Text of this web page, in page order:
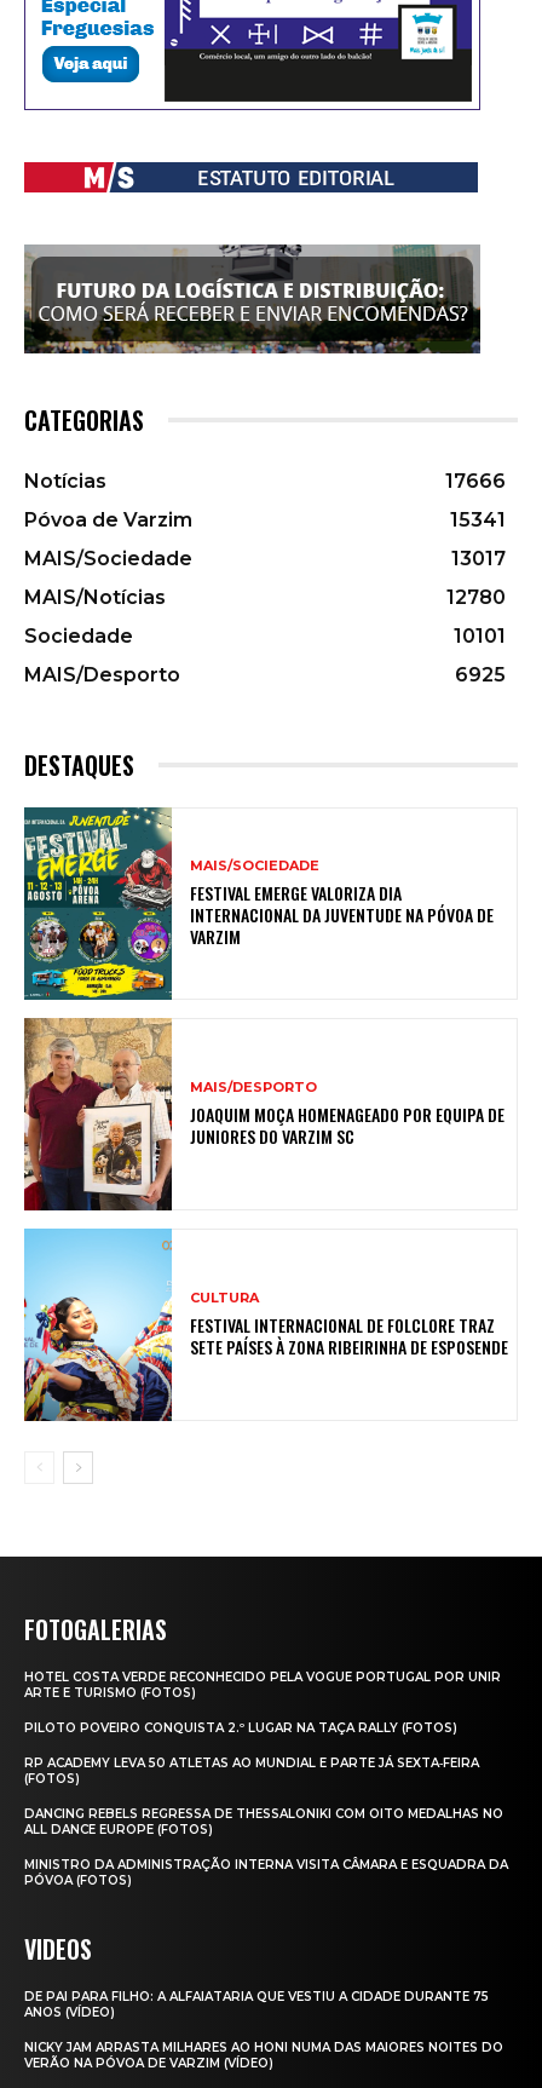
CATEGORIAS
Notícias
17666
Póvoa de Varzim
15341
MAIS/Sociedade
13017
MAIS/Notícias
12780
Sociedade
10101
MAIS/Desporto
6925
DESTAQUES
MAIS/SOCIEDADE
FESTIVAL EMERGE VALORIZA DIA
INTERNACIONAL DA JUVENTUDE NA PÓVOA DE
VARZIM
MAIS/DESPORTO
JOAQUIM MOÇA HOMENAGEADO POR EQUIPA DE
JUNIORES DO VARZIM SC
CULTURA
FESTIVAL INTERNACIONAL DE FOLCLORE TRAZ
SETE PAÍSES À ZONA RIBEIRINHA DE ESPOSENDE
FOTOGALERIAS
HOTEL COSTA VERDE RECONHECIDO PELA VOGUE PORTUGAL POR UNIR
ARTE E TURISMO (FOTOS)
PILOTO POVEIRO CONQUISTA 2.º LUGAR NA TAÇA RALLY (FOTOS)
RP ACADEMY LEVA 50 ATLETAS AO MUNDIAL E PARTE JÁ SEXTA‑FEIRA
(FOTOS)
DANCING REBELS REGRESSA DE THESSALONIKI COM OITO MEDALHAS NO
ALL DANCE EUROPE (FOTOS)
MINISTRO DA ADMINISTRAÇÃO INTERNA VISITA CÂMARA E ESQUADRA DA
PÓVOA (FOTOS)
VIDEOS
DE PAI PARA FILHO: A ALFAIATARIA QUE VESTIU A CIDADE DURANTE 75
ANOS (VÍDEO)
NICKY JAM ARRASTA MILHARES AO HONI NUMA DAS MAIORES NOITES DO
VERÃO NA PÓVOA DE VARZIM (VÍDEO)